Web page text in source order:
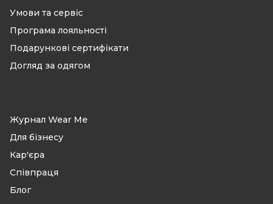
Умови та сервіс
Програма лояльності
Подарункові сертифікати
Догляд за одягом
Журнал Wear Me
Для бізнесу
Кар'єра
Співпраця
Блог